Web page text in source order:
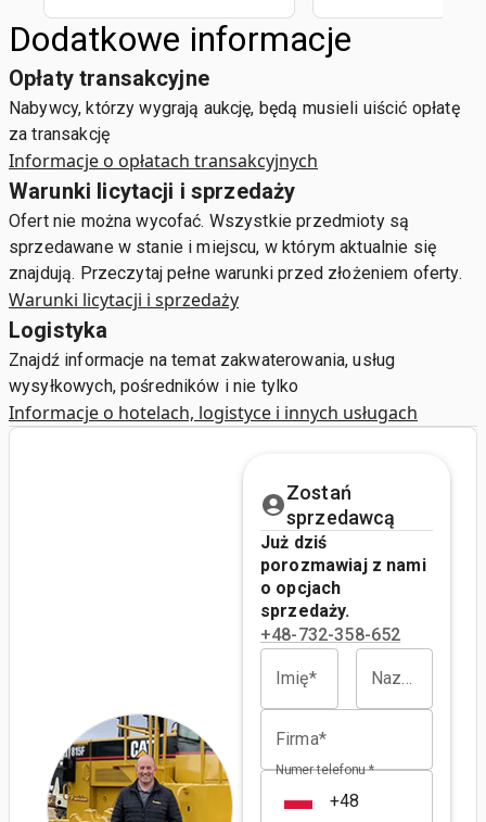
Dodatkowe informacje
Opłaty transakcyjne
Nabywcy, którzy wygrają aukcję, będą musieli uiścić opłatę
za transakcję
Informacje o opłatach transakcyjnych
Warunki licytacji i sprzedaży
Ofert nie można wycofać. Wszystkie przedmioty są
sprzedawane w stanie i miejscu, w którym aktualnie się
znajdują. Przeczytaj pełne warunki przed złożeniem oferty.
Warunki licytacji i sprzedaży
Logistyka
Znajdź informacje na temat zakwaterowania, usług
wysyłkowych, pośredników i nie tylko
Informacje o hotelach, logistyce i innych usługach
Zostań
sprzedawcą
Już dziś
porozmawiaj z nami
o opcjach
sprzedaży.
+48-732-358-652
Imię* Nazwisko*
Firma*
Numer telefonu *